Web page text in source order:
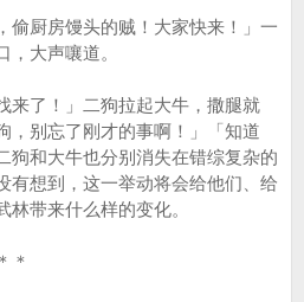
厨房馒头的贼！大家快来！」一
大声嚷道。
了！」二狗拉起大牛，撒腿就
，别忘了刚才的事啊！」「知道
狗和大牛也分别消失在错综复杂的
有想到，这一举动将会给他们、给
带来什么样的变化。
＊